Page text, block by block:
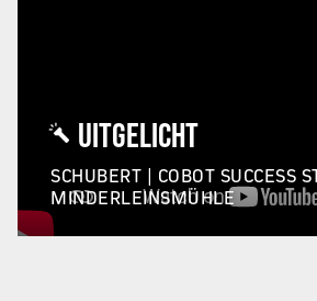
UITGELICHT
SCHUBERT | COBOT SUCCESS
MINDERLEINSMÜHLE